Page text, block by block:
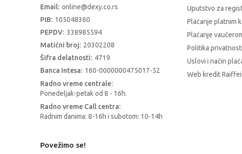
Email: online@dexy.co.rs
PIB: 105048360
PEPDV: 338985594
Matični broj: 20302208
Šifra delatnosti: 4719
Banca Intesa: 160-0000000475017-52
Radno vreme centrale:
Ponedeljak-petak od 8 - 16h.
Radno vreme Call centra:
Radnim danima: 8-16h i subotom: 10-14h
Uputstvo za
Plaćanje platnim
Plaćanje
Politika privatnosti
Uslovi i način
Web kredit
Povežimo se!